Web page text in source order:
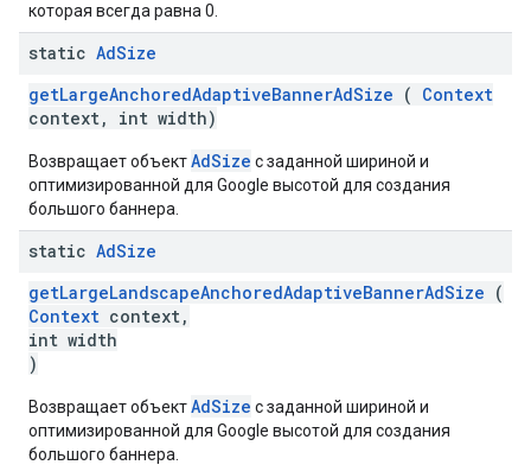
которая всегда равна 0.
static AdSize
getLargeAnchoredAdaptiveBannerAdSize ( Context
context, int width)
Возвращает объектAdSize с заданной шириной и
оптимизированной для Google высотой для создания
большого баннера.
static AdSize
getLargeLandscapeAnchoredAdaptiveBannerAdSize (
Context context,
int width
)
Возвращает объектAdSize с заданной шириной и
оптимизированной для Google высотой для создания
большого баннера.